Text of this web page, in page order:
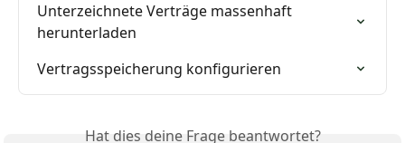
Unterzeichnete Verträge massenhaft
herunterladen
Vertragsspeicherung konfigurieren
Hat dies deine Frage beantwortet?